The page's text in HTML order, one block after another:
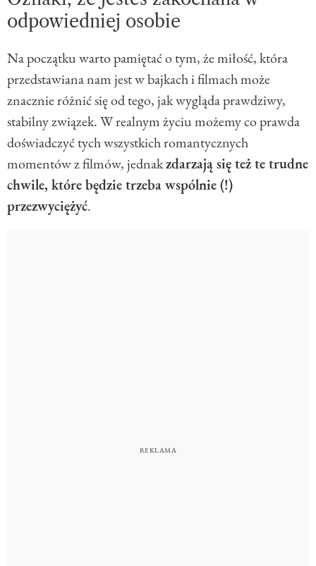
odpowiedniej osobie
Na początku warto pamiętać o tym, że miłość, która
przedstawiana nam jest w bajkach i filmach może
znacznie różnić się od tego, jak wygląda prawdziwy,
stabilny związek. W realnym życiu możemy co prawda
doświadczyć tych wszystkich romantycznych
momentów z filmów, jednakzdarzają się też te trudne
chwile, które będzie trzeba wspólnie (!)
przezwyciężyć.